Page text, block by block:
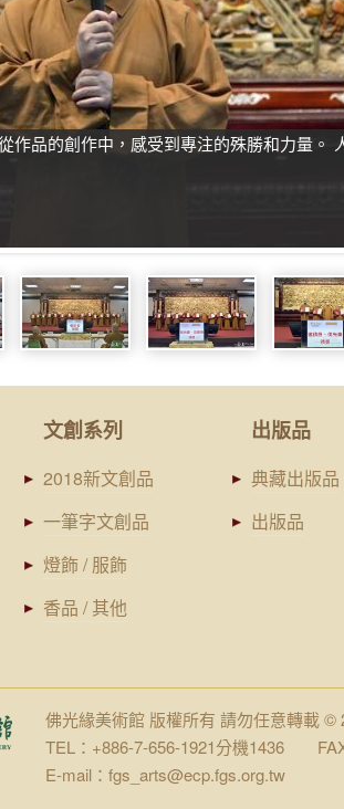
作品的創作中，感受到專注的殊勝和力量。
文創系列
2018新文創品
一筆字文創品
燈飾 / 服飾
香品 / 其他
出版品
典藏出版品
出版品
佛光緣美術館 版權所有 請勿任意轉載 ©
TEL：+886-7-656-1921分機1436
E-mail：fgs_arts@ecp.fgs.org.tw